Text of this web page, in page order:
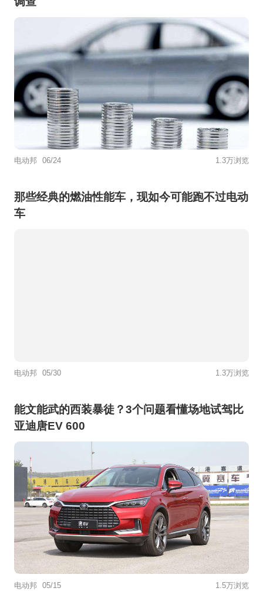
电动邦 06/24 1.3万浏览
那些经典的燃油性能车，现如今可能跑不过电动
车
电动邦 05/30 1.3万浏览
能文能武的西装暴徒？3个问题看懂场地试驾比
亚迪唐EV 600
电动邦 05/15 1.5万浏览